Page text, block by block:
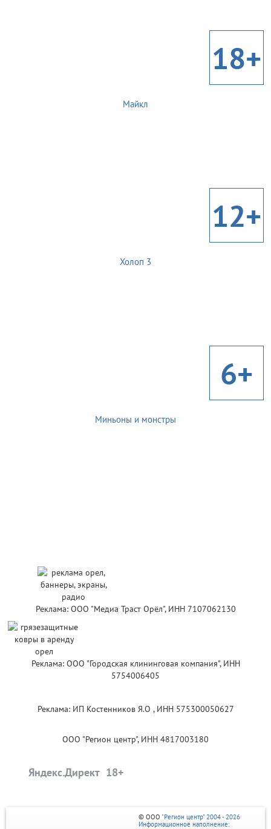
18+
Майкл
12+
Холоп 3
6+
Миньоны и монстры
Реклама: ООО "Медиа Траст Орёл", ИНН 7107062130
Реклама: ООО "Городская клининговая компания", ИНН
5754006405
Реклама: ИП Костенников Я.О , ИНН 575300050627
ООО "Регион центр", ИНН 4817003180
Яндекс.Директ
© ООО "Регион центр" 2004 - 2026
Информационное наполнение: